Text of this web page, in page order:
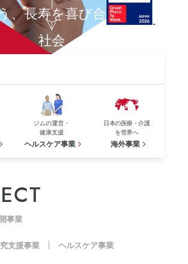
う 、長寿を喜び合 える
社会
ジムの運営・
健康支援
ヘルスケア事業
日本の医療・介護
を世界へ
海外事業
事業
支援事業 ヘルスケア事業